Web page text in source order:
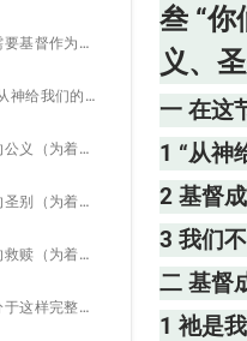
3 我们不断需要基督作为从神给我们的智慧。
二 基督成了从神给我们的智慧，作为在神救恩里三件重要的事物：
1 祂是我们的公义（为着我们的已往），借此我们已经得神称义，使我们能在灵里重生，得着神的生命——罗五18。
2 祂是我们的圣别（为着我们的现在），借此我们在魂里渐渐被圣别，也就是在我们的心思、情感和意志里，因祂神圣的生命渐渐被变化——六19，22。
3 祂是我们的救赎（为着我们的将来），就是我们的身体得赎，（八23，）借此我们的身体要因祂神圣的生命改变形状，有祂荣耀的样式。（腓三21。）
4 我们能有分于这样完整且完全的救恩，使我们的全人——灵、魂、体——在生机上与基督成为一，并使基督成为我们的一切，乃是出于神。
叁 “
义、
一 在这
1 “从神
2 基督
3 我们
二 基督
1 祂是